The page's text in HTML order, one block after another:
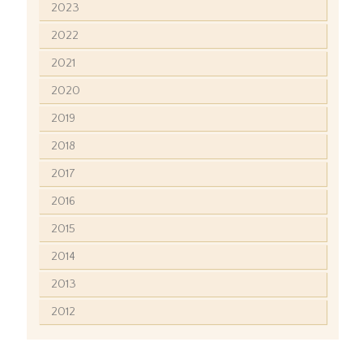
2023
2022
2021
2020
2019
2018
2017
2016
2015
2014
2013
2012